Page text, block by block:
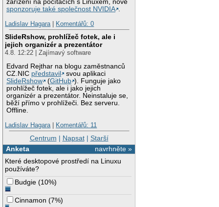
zařízení na počítačích s Linuxem, nově
sponzoruje také společnost NVIDIA .
Ladislav Hagara| Komentářů: 0
SlideRshow, prohlížeč fotek, ale i
jejich organizér a prezentátor
4.8. 12:22 | Zajímavý software
Edvard Rejthar na blogu zaměstnanců
CZ.NIC představil
svou aplikaci
SlideRshow
(GitHub ). Funguje jako
prohlížeč fotek, ale i jako jejich
organizér a prezentátor. Neinstaluje se,
běží přímo v prohlížeči. Bez serveru.
Offline.
Ladislav Hagara| Komentářů: 11
Centrum | Napsat| Starší
navrhněte »
Anketa
Které desktopové prostředí na Linuxu
používáte?
Budgie (10%)
Cinnamon (7%)